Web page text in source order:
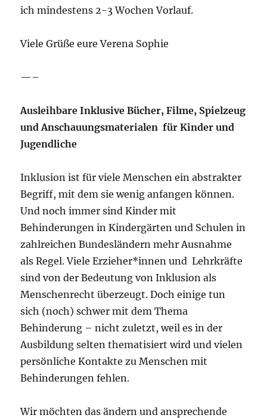
ich mindestens 2-3 Wochen Vorlauf.
Viele Grüße eure Verena Sophie
—–
Ausleihbare Inklusive Bücher, Filme, Spielzeug
und Anschauungsmaterialen für Kinder und
Jugendliche
Inklusion ist für viele Menschen ein abstrakter
Begriff, mit dem sie wenig anfangen können.
Und noch immer sind Kinder mit
Behinderungen in Kindergärten und Schulen in
zahlreichen Bundesländern mehr Ausnahme
als Regel. Viele Erzieher*innen und Lehrkräfte
sind von der Bedeutung von Inklusion als
Menschenrecht überzeugt. Doch einige tun
sich (noch) schwer mit dem Thema
Behinderung – nicht zuletzt, weil es in der
Ausbildung selten thematisiert wird und vielen
persönliche Kontakte zu Menschen mit
Behinderungen fehlen.
Wir möchten das ändern und ansprechende